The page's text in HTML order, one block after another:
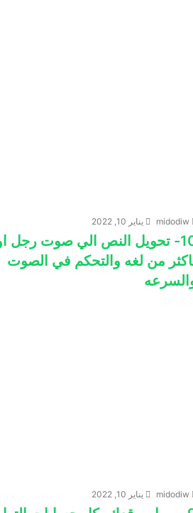
midodiw يناير 10, 2022
10- تحويل النص الي صوت رجل
من لغه والتحكم في الصوت
midodiw يناير 10, 2022